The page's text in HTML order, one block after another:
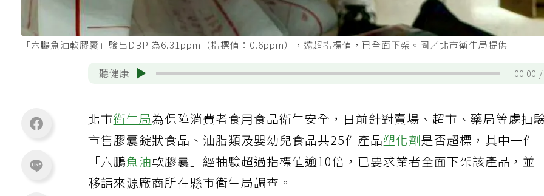
「六鵬魚油軟膠囊」驗出DBP 為6.31ppm（指標值：0.6ppm），遠超指標值，已全面下架。圖／北市衛生局提供
聽健康 00:00
北市衛生局為保障消費者食用食品衛生安全，日前針對賣場、超市、藥局等處抽
市售膠囊錠狀食品、油脂類及嬰幼兒食品共25件產品塑化劑是否超標，其中一件
「六鵬魚油軟膠囊」經抽驗超過指標值逾10倍，已要求業者全面下架該產品，並
移請來源廠商所在縣市衛生局調查。